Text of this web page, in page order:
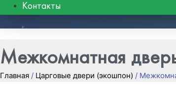
Контакты
Межкомнатная
Главная / Царговые двери (экошпон) /